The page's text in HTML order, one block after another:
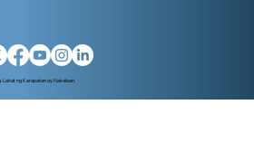
ng Karapatan ay Nakalaan.